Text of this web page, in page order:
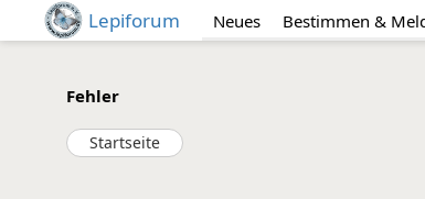
Lepiforum Neues Bestimmen &
Fehler
Startseite